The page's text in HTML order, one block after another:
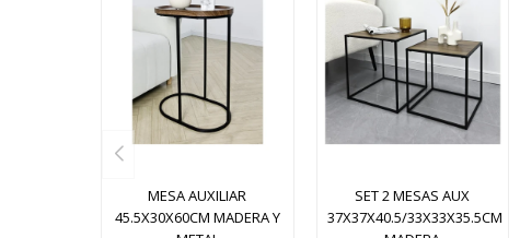
MESA AUXILIAR
45.5X30X60CM MADERA Y
SET 2 MESAS AUX
37X37X40.5/33X33X35.5CM